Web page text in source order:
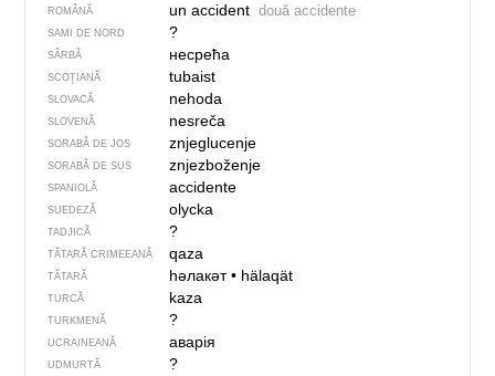
ROMÂNĂ un accident două accidente
SAMI DE NORD ?
SÂRBĂ несрећа
SCOȚIANĂ tubaist
SLOVACĂ nehoda
SLOVENĂ nesreča
SORABĂ DE JOS znjeglucenje
SORABĂ DE SUS znjezboženje
SPANIOLĂ accidente
SUEDEZĂ olycka
TADJICĂ ?
TĂTARĂ CRIMEEANĂ qaza
TĂTARĂ һәлакәт• hälaqät
TURCĂ kaza
TURKMENĂ ?
UCRAINEANĂ аварія
UDMURTĂ ?